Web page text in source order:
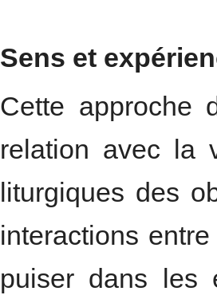
Sens et
Cette approche
relation avec la
liturgiques des
interactions
puiser dans les